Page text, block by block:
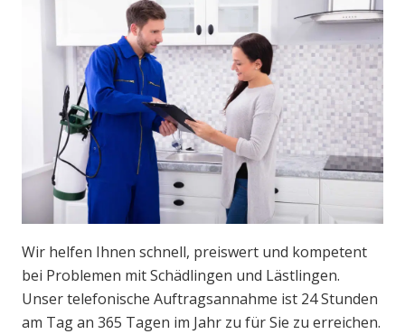
Wir helfen Ihnen schnell, preiswert und kompetent
bei Problemen mit Schädlingen und Lästlingen.
Unser telefonische Auftragsannahme ist 24 Stunden
am Tag an 365 Tagen im Jahr zu für Sie zu erreichen.